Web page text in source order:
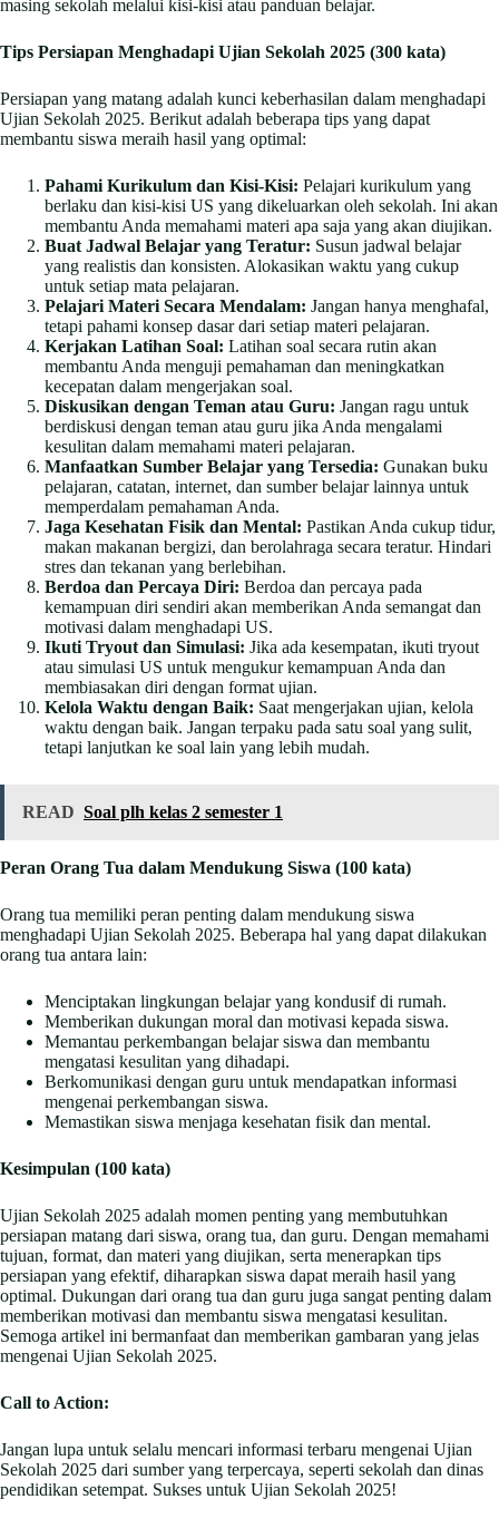
masing sekolah melalui kisi-kisi atau panduan belajar.
Tips Persiapan Menghadapi Ujian Sekolah 2025 (300 kata)
Persiapan yang matang adalah kunci keberhasilan dalam menghadapi
Ujian Sekolah 2025. Berikut adalah beberapa tips yang dapat
membantu siswa meraih hasil yang optimal:
Pahami Kurikulum dan Kisi-Kisi: Pelajari kurikulum yang
berlaku dan kisi-kisi US yang dikeluarkan oleh sekolah. Ini akan
membantu Anda memahami materi apa saja yang akan diujikan.
Buat Jadwal Belajar yang Teratur: Susun jadwal belajar
yang realistis dan konsisten. Alokasikan waktu yang cukup
untuk setiap mata pelajaran.
Pelajari Materi Secara Mendalam: Jangan hanya menghafal,
tetapi pahami konsep dasar dari setiap materi pelajaran.
Kerjakan Latihan Soal: Latihan soal secara rutin akan
membantu Anda menguji pemahaman dan meningkatkan
kecepatan dalam mengerjakan soal.
Diskusikan dengan Teman atau Guru: Jangan ragu untuk
berdiskusi dengan teman atau guru jika Anda mengalami
kesulitan dalam memahami materi pelajaran.
Manfaatkan Sumber Belajar yang Tersedia: Gunakan buku
pelajaran, catatan, internet, dan sumber belajar lainnya untuk
memperdalam pemahaman Anda.
Jaga Kesehatan Fisik dan Mental: Pastikan Anda cukup tidur,
makan makanan bergizi, dan berolahraga secara teratur. Hindari
stres dan tekanan yang berlebihan.
Berdoa dan Percaya Diri: Berdoa dan percaya pada
kemampuan diri sendiri akan memberikan Anda semangat dan
motivasi dalam menghadapi US.
Ikuti Tryout dan Simulasi: Jika ada kesempatan, ikuti tryout
atau simulasi US untuk mengukur kemampuan Anda dan
membiasakan diri dengan format ujian.
Kelola Waktu dengan Baik: Saat mengerjakan ujian, kelola
waktu dengan baik. Jangan terpaku pada satu soal yang sulit,
tetapi lanjutkan ke soal lain yang lebih mudah.
READ Soal plh kelas 2 semester 1
Peran Orang Tua dalam Mendukung Siswa (100 kata)
Orang tua memiliki peran penting dalam mendukung siswa
menghadapi Ujian Sekolah 2025. Beberapa hal yang dapat dilakukan
orang tua antara lain:
Menciptakan lingkungan belajar yang kondusif di rumah.
Memberikan dukungan moral dan motivasi kepada siswa.
Memantau perkembangan belajar siswa dan membantu
mengatasi kesulitan yang dihadapi.
Berkomunikasi dengan guru untuk mendapatkan informasi
mengenai perkembangan siswa.
Memastikan siswa menjaga kesehatan fisik dan mental.
Kesimpulan (100 kata)
Ujian Sekolah 2025 adalah momen penting yang membutuhkan
persiapan matang dari siswa, orang tua, dan guru. Dengan memahami
tujuan, format, dan materi yang diujikan, serta menerapkan tips
persiapan yang efektif, diharapkan siswa dapat meraih hasil yang
optimal. Dukungan dari orang tua dan guru juga sangat penting dalam
memberikan motivasi dan membantu siswa mengatasi kesulitan.
Semoga artikel ini bermanfaat dan memberikan gambaran yang jelas
mengenai Ujian Sekolah 2025.
Call to Action:
Jangan lupa untuk selalu mencari informasi terbaru mengenai Ujian
Sekolah 2025 dari sumber yang terpercaya, seperti sekolah dan dinas
pendidikan setempat. Sukses untuk Ujian Sekolah 2025!